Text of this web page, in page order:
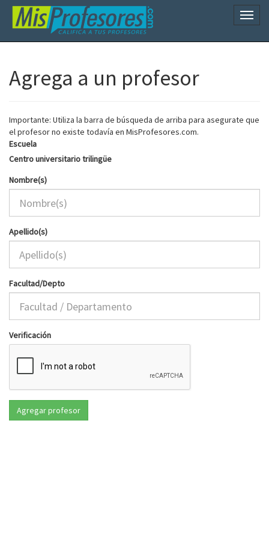
Agrega a un profesor
Importante: Utiliza la barra de búsqueda de arriba para asegurate que
el profesor no existe todavía en MisProfesores.com.
Escuela
Centro universitario trilingüe
Nombre(s)
Apellido(s)
Facultad/Depto
Verificación